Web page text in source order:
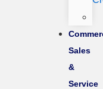
Sales
&
Service